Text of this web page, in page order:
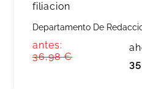
filiacion
Departamento De
antes:
36,98 €